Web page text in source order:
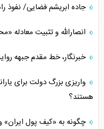
جاده ابریشم فضایی/ نفوذ
انصارالله و تثبیت معادله
خبرنگار، خط مقدم جبهه
واریزی بزرگ دولت برای
هستند؟
چگونه به «کیف پول